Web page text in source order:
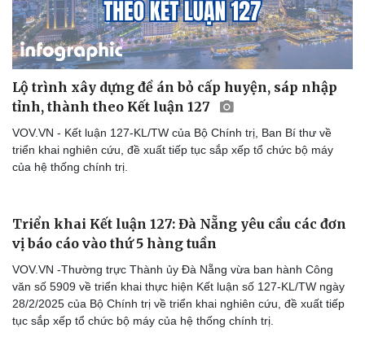
Du lịch
Tư vấn
Săn Tour
check-in
Podcast
Câu chuyện thời sự
Đọc truyện đêm khuya
Cửa sổ tình yêu
Kể chuyện cho bé
Hạt giống tâm hồn
Lộ trình xây dựng đề án bỏ cấp huyện, sáp nhập
tỉnh, thành theo Kết luận 127
VOV.VN - Kết luận 127-KL/TW của Bộ Chính trị, Ban Bí thư về
triển khai nghiên cứu, đề xuất tiếp tục sắp xếp tổ chức bộ máy
của hệ thống chính trị.
Triển khai Kết luận 127: Đà Nẵng yêu cầu các đơn
vị báo cáo vào thứ 5 hàng tuần
VOV.VN -Thường trực Thành ủy Đà Nẵng vừa ban hành Công
văn số 5909 về triển khai thực hiện Kết luận số 127-KL/TW ngày
28/2/2025 của Bộ Chính trị về triển khai nghiên cứu, đề xuất tiếp
tục sắp xếp tổ chức bộ máy của hệ thống chính trị.